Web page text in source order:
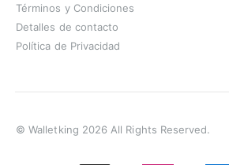
Términos y Condiciones
Detalles de contacto
Política de Privacidad
© Walletking 2026 All Rights Reserved.